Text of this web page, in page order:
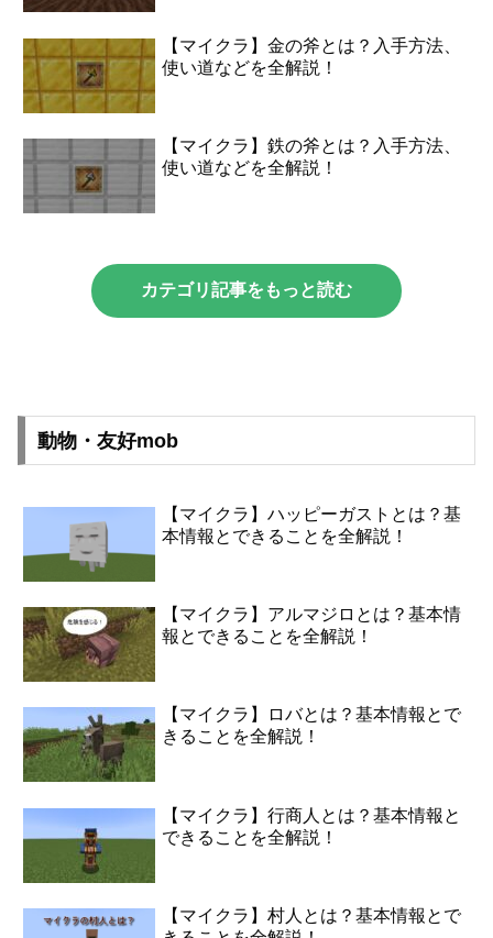
【マイクラ】金の斧とは？入手方法、
使い道などを全解説！
【マイクラ】鉄の斧とは？入手方法、
使い道などを全解説！
カテゴリ記事をもっと読む
動物・友好mob
【マイクラ】ハッピーガストとは？基
本情報とできることを全解説！
【マイクラ】アルマジロとは？基本情
報とできることを全解説！
【マイクラ】ロバとは？基本情報とで
きることを全解説！
【マイクラ】行商人とは？基本情報と
できることを全解説！
【マイクラ】村人とは？基本情報とで